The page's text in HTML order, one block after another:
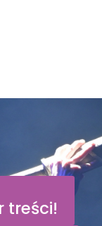
treści!